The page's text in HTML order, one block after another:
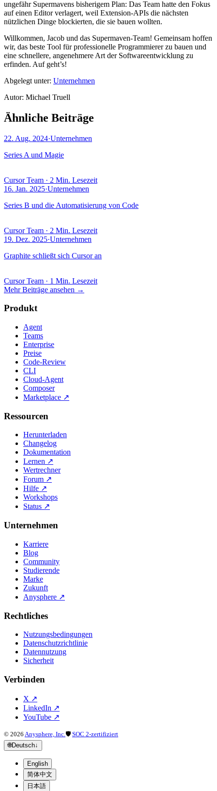
ungefähr Supermavens bisherigem Plan: Das Team hatte den Fokus
auf einen Editor verlagert, weil Extension-APIs die nächsten
nützlichen Dinge blockierten, die sie bauen wollten.
Willkommen, Jacob und das Supermaven-Team! Gemeinsam hoffen
wir, das beste Tool für professionelle Programmierer zu bauen und
eine schnellere, angenehmere Art der Softwareentwicklung zu
erfinden. Auf geht’s!
Abgelegt unter: Unternehmen
Autor: Michael Truell
Ähnliche Beiträge
22. Aug. 2024·Unternehmen
Series A und Magie
Cursor Team · 2 Min. Lesezeit
16. Jan. 2025·Unternehmen
Series B und die Automatisierung von Code
Cursor Team · 2 Min. Lesezeit
19. Dez. 2025·Unternehmen
Graphite schließt sich Cursor an
Cursor Team · 1 Min. Lesezeit
Mehr Beiträge ansehen →
Produkt
Agent
Teams
Enterprise
Preise
Code-Review
CLI
Cloud-Agent
Composer
Marketplace ↗
Ressourcen
Herunterladen
Changelog
Dokumentation
Lernen ↗
Wertrechner
Forum ↗
Hilfe ↗
Workshops
Status ↗
Unternehmen
Karriere
Blog
Community
Studierende
Marke
Zukunft
Anysphere ↗
Rechtliches
Nutzungsbedingungen
Datenschutzrichtlinie
Datennutzung
Sicherheit
Verbinden
X ↗
LinkedIn ↗
YouTube ↗
© 2026 Anysphere, Inc. 🛡 SOC 2-zertifiziert
🌐Deutsch↓
English
简体中文
日本語